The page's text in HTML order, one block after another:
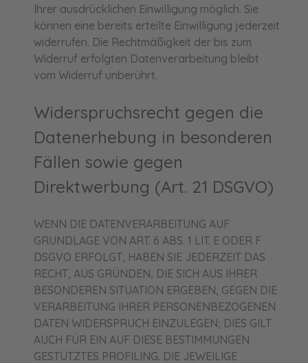
Ihrer ausdrücklichen Einwilligung möglich. Sie
können eine bereits erteilte Einwilligung jederzeit
widerrufen. Die Rechtmäßigkeit der bis zum
Widerruf erfolgten Datenverarbeitung bleibt
vom Widerruf unberührt.
Widerspruchsrecht gegen die
Datenerhebung in besonderen
Fällen sowie gegen
Direktwerbung (Art. 21 DSGVO)
WENN DIE DATENVERARBEITUNG AUF
GRUNDLAGE VON ART. 6 ABS. 1 LIT. E ODER F
DSGVO ERFOLGT, HABEN SIE JEDERZEIT DAS
RECHT, AUS GRÜNDEN, DIE SICH AUS IHRER
BESONDEREN SITUATION ERGEBEN, GEGEN DIE
VERARBEITUNG IHRER PERSONENBEZOGENEN
DATEN WIDERSPRUCH EINZULEGEN; DIES GILT
AUCH FÜR EIN AUF DIESE BESTIMMUNGEN
GESTÜTZTES PROFILING. DIE JEWEILIGE